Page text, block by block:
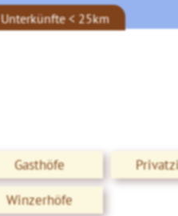
Unterkünfte < 25km
Gasthöfe
Winzerhöfe